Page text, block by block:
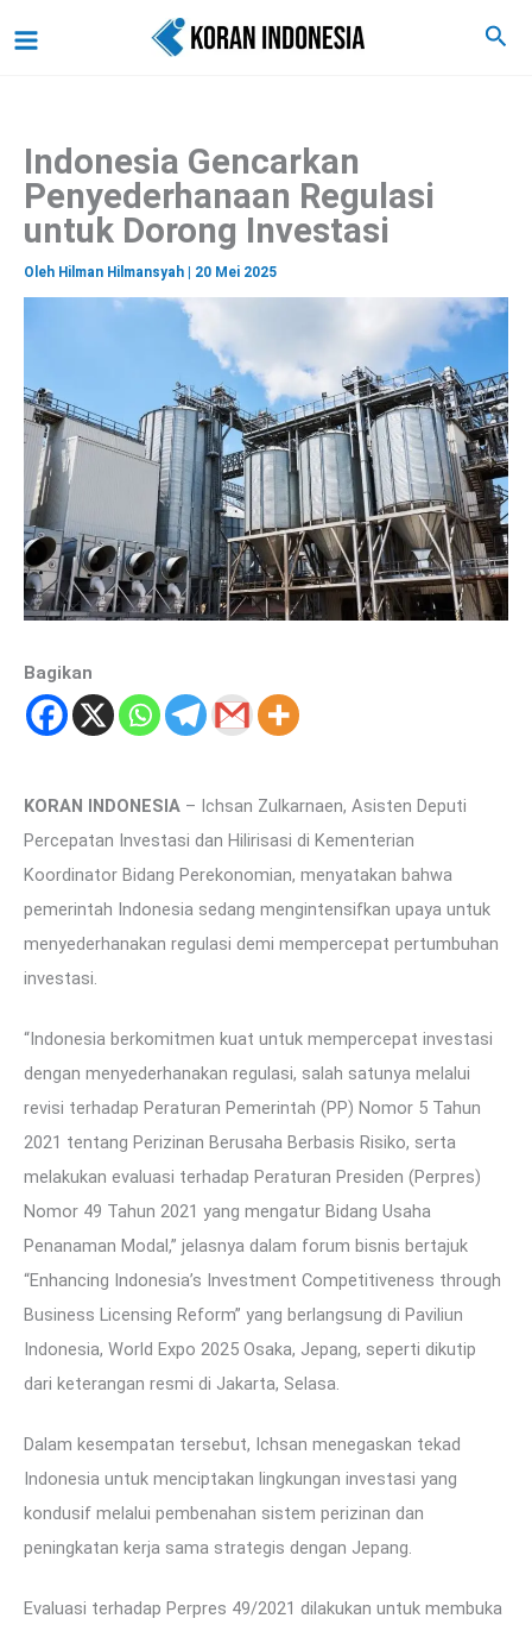
ke
Cari
Indonesia Gencarkan
Penyederhanaan Regulasi
untuk Dorong Investasi
Oleh Hilman Hilmansyah 20 Mei 2025
Bagikan
KORAN INDONESIA – Ichsan Zulkarnaen, Asisten Deputi
Percepatan Investasi dan Hilirisasi di Kementerian
Koordinator Bidang Perekonomian, menyatakan bahwa
pemerintah Indonesia sedang mengintensifkan upaya untuk
menyederhanakan regulasi demi mempercepat pertumbuhan
investasi.
“Indonesia berkomitmen kuat untuk mempercepat investasi
dengan menyederhanakan regulasi, salah satunya melalui
revisi terhadap Peraturan Pemerintah (PP) Nomor 5 Tahun
2021 tentang Perizinan Berusaha Berbasis Risiko, serta
melakukan evaluasi terhadap Peraturan Presiden (Perpres)
Nomor 49 Tahun 2021 yang mengatur Bidang Usaha
Penanaman Modal,” jelasnya dalam forum bisnis bertajuk
“Enhancing Indonesia’s Investment Competitiveness through
Business Licensing Reform” yang berlangsung di Paviliun
Indonesia, World Expo 2025 Osaka, Jepang, seperti dikutip
dari keterangan resmi di Jakarta, Selasa.
Dalam kesempatan tersebut, Ichsan menegaskan tekad
Indonesia untuk menciptakan lingkungan investasi yang
kondusif melalui pembenahan sistem perizinan dan
peningkatan kerja sama strategis dengan Jepang.
Evaluasi terhadap Perpres 49/2021 dilakukan untuk membuka
a